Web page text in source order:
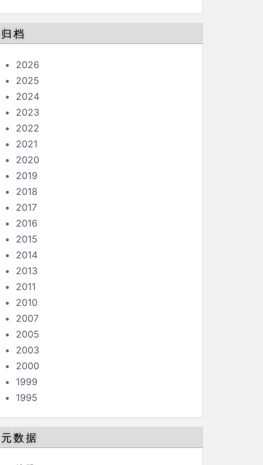
归档
2026
2025
2024
2023
2022
2021
2020
2019
2018
2017
2016
2015
2014
2013
2011
2010
2007
2005
2003
2000
1999
1995
元数据